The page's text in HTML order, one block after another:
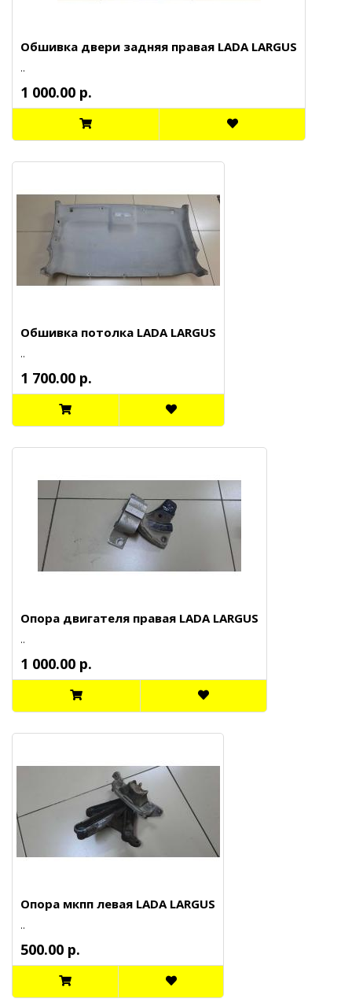
Обшивка двери задняя правая LADA LARGUS
..
1 000.00 р.
Обшивка потолка LADA LARGUS
..
1 700.00 р.
Опора двигателя правая LADA LARGUS
..
1 000.00 р.
Опора мкпп левая LADA LARGUS
..
500.00 р.